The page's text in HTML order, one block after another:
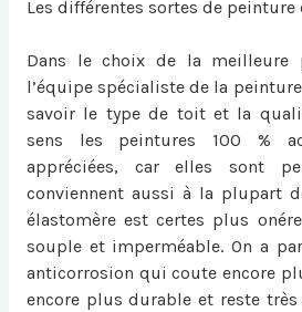
Les différentes sortes de
Dans le choix de la meilleure
l’équipe spécialiste de la
savoir le type de toit et la
sens les peintures 100 %
appréciées, car elles sont
conviennent aussi à la plupart
élastomère est certes plus
souple et imperméable. On a
anticorrosion qui coute encore
encore plus durable et reste